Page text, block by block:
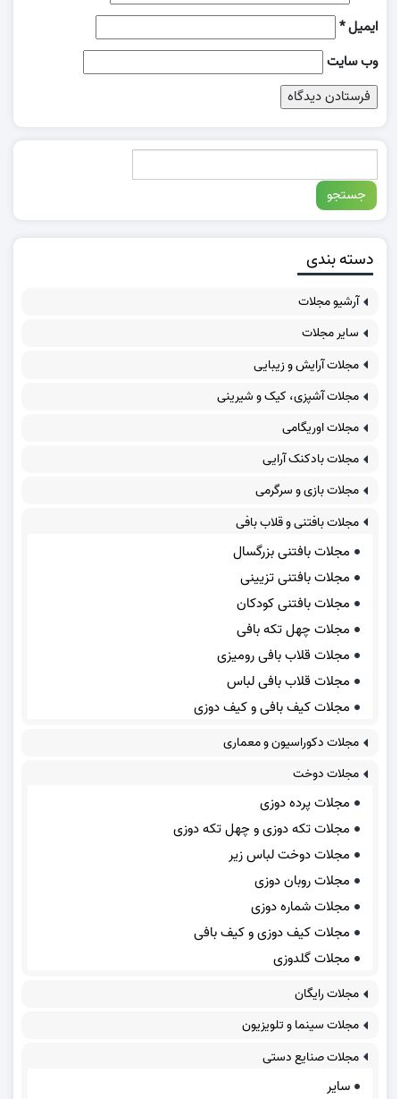
ایمیل*
وب‌ سایت
دسته بندی
آرشیو مجلات
سایر مجلات
مجلات آرایش و زیبایی
مجلات آشپزی، کیک و شیرینی
مجلات اوریگامی
مجلات بادکنک آرایی
مجلات بازی و سرگرمی
مجلات بافتنی و قلاب بافی
مجلات بافتنی بزرگسال
مجلات بافتنی تزیینی
مجلات بافتنی کودکان
مجلات چهل تکه بافی
مجلات قلاب بافی رومیزی
مجلات قلاب بافی لباس
مجلات کیف بافی و کیف دوزی
مجلات دکوراسیون و معماری
مجلات دوخت
مجلات پرده دوزی
مجلات تکه دوزی و چهل تکه دوزی
مجلات دوخت لباس زیر
مجلات روبان دوزی
مجلات شماره دوزی
مجلات کیف دوزی و کیف بافی
مجلات گلدوزی
مجلات رایگان
مجلات سینما و تلویزیون
مجلات صنایع دستی
سایر